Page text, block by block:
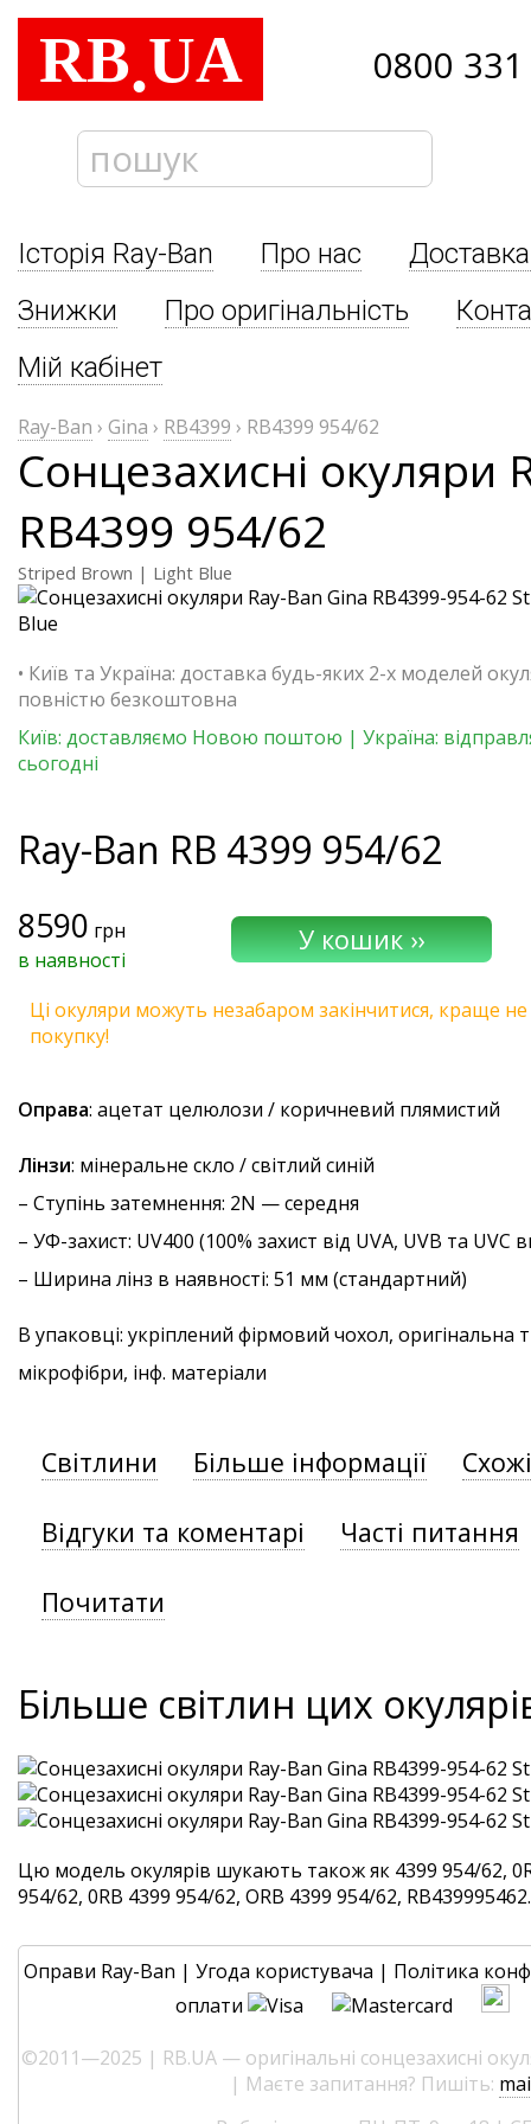
RB.UA 0800
Історія Ray-Ban Про нас
Знижки
Про оригінальність
Мій кабінет
Ray-Ban › Gina › RB4399 › RB4399 954/62
Сонцезахисні окуляри
RB4399 954/62
Striped Brown | Light Blue
• Київ та Україна: доставка будь-яких 2-х моделей
повністю безкоштовна
Київ: доставляємо Новою поштою | Україна:
сьогодні
Ray-Ban RB 4399 954/62
8590 грн
в наявності
Ці окуляри можуть незабаром закінчитися, краще не
покупку!
Оправа: ацетат целюлози / коричневий плямистий
Лінзи: мінеральне скло / світлий синій
– Ступінь затемнення: 2N — середня
– УФ-захист: UV400 (100% захист від UVA, UVB та
– Ширина лінз в наявності: 51 мм (стандартний)
В упаковці: укріплений фірмовий чохол, оригінальна
мікрофібри, інф. матеріали
Світлини Більше інформації
Відгуки та коментарі Часті питання
Почитати
Більше світлин цих
Цю модель окулярів шукають також як 4399 954/62,
954/62, 0RB 4399 954/62, ORB 4399 954/62,
Оправи Ray-Ban | Угода користувача | Політика
оплати
©2011—2025 | RB.UA — оригінальні сонцезахисні
| Маєте запитання? Пишіть: